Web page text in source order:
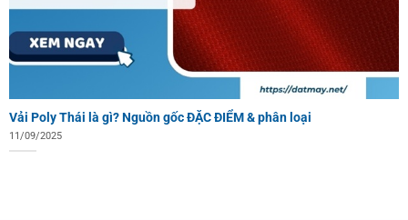
Vải Poly Thái là gì? Nguồn gốc ĐẶC ĐIỂM & phân loại
11/09/2025